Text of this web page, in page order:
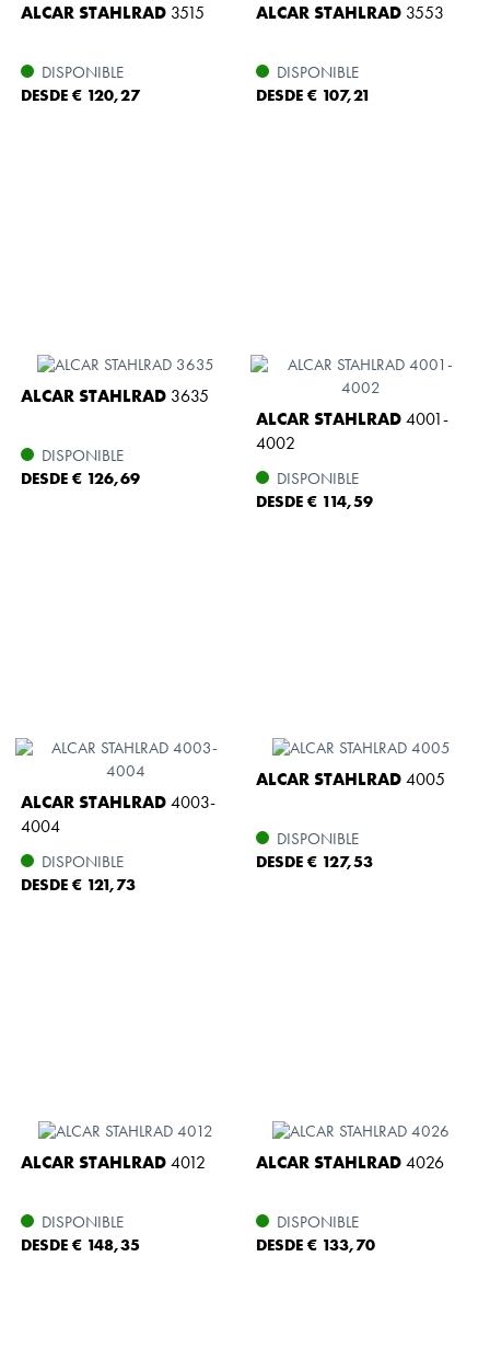
ALCAR STAHLRAD 3515
DISPONIBLE
DESDE € 120,27
ALCAR STAHLRAD 3553
DISPONIBLE
DESDE € 107,21
ALCAR STAHLRAD 3635
DISPONIBLE
DESDE € 126,69
ALCAR STAHLRAD4001-
4002
DISPONIBLE
DESDE € 114,59
ALCAR STAHLRAD4003-
4004
DISPONIBLE
DESDE € 121,73
ALCAR STAHLRAD4005
DISPONIBLE
DESDE € 127,53
ALCAR STAHLRAD4012
DISPONIBLE
DESDE € 148,35
ALCAR STAHLRAD4026
DISPONIBLE
DESDE € 133,70